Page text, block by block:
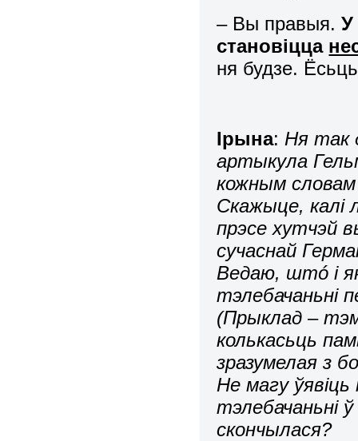
– Вы правыя.У
становіцца
ня будзе.
Ірына: Ня так
артыкула
кожным словам
Скажыце, калі
прэсе хутчэй
сучаснай
Ведаю, штó і як
тэлебачаньні
(Прыклад –
колькасьць
зразумелая з
Не магу ўявіць
тэлебачаньні
скончылася?